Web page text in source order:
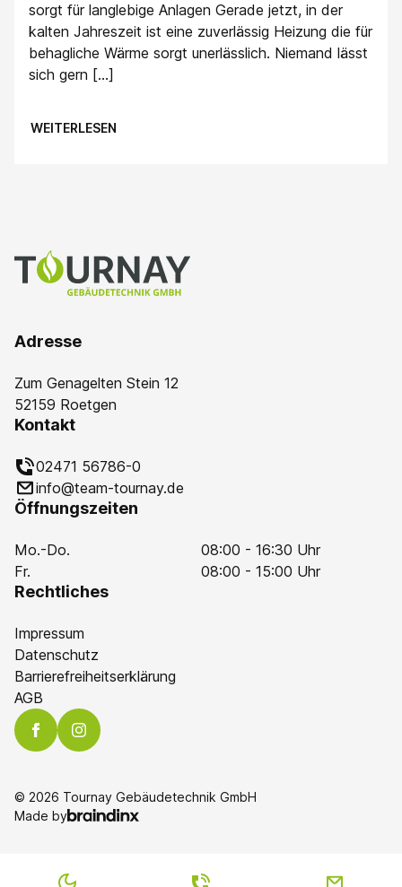
sorgt für langlebige Anlagen Gerade jetzt, in der
kalten Jahreszeit ist eine zuverlässig Heizung die für
behagliche Wärme sorgt unerlässlich. Niemand lässt
sich gern […]
WEITERLESEN
Adresse
Zum Genagelten Stein 12
52159 Roetgen
Kontakt
02471 56786-0
info@team-tournay.de
Öffnungszeiten
Mo.-Do.
08:00 - 16:30 Uhr
Fr.
08:00 - 15:00 Uhr
Rechtliches
Impressum
Datenschutz
Barrierefreiheitserklärung
AGB
© 2026 Tournay Gebäudetechnik GmbH
Made by